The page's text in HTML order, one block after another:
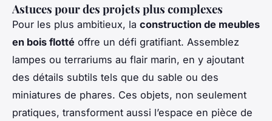
Astuces pour des projets plus complexes
Pour les plus ambitieux, la construction de meubles
en bois flotté offre un défi gratifiant. Assemblez
lampes ou terrariums au flair marin, en y ajoutant
des détails subtils tels que du sable ou des
miniatures de phares. Ces objets, non seulement
pratiques, transforment aussi l’espace en pièce de